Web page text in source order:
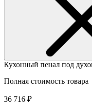
Кухонный пенал под
Полная стоимость товара
36 716 ₽